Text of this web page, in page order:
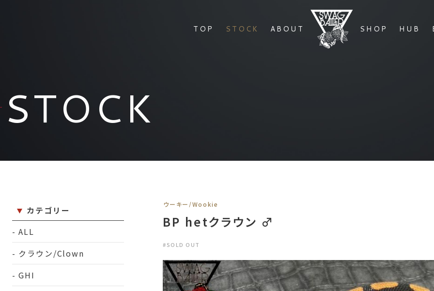
TOP STOCK ABOUT SHOP HUB
STOCK
カテゴリー
ALL
クラウン/Clown
GHI
ウーキー/Wookie
BP hetクラウン ♂
#SOLD OUT